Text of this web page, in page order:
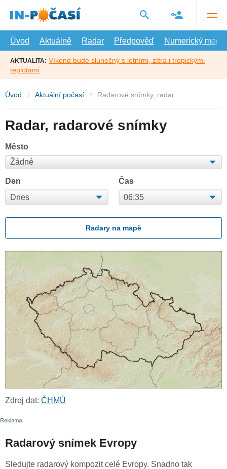
hlavní
Úvod
Aktuálně Radar Předpověď Numerický model
AKTUALITA: Víkend bude slunečný s letními, zítra i tropickými
teplotami
Úvod Aktuální počasí Radarové snímky, radar
Radar, radarové snímky
Město
Den Čas
Radary na mapě
Zdroj dat: ČHMÚ
Radarový snímek Evropy
Sledujte radarový kompozit celé Evropy. Snadno tak